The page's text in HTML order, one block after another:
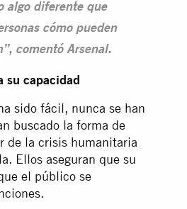
algo diferente que
cómo pueden
comentó Arsenal.
su capacidad
sido fácil, nunca se han
buscado la forma de
de la crisis humanitaria
Ellos aseguran que su
el público se